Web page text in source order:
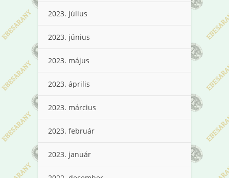
2023. július
2023. június
2023. május
2023. április
2023. március
2023. február
2023. január